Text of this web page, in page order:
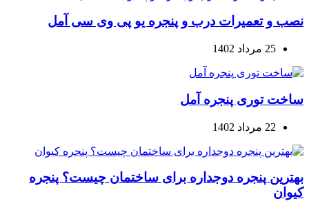
نصب و تعمیرات درب و پنجره یو پی وی سی آمل
25 مرداد 1402
ساخت توری پنجره آمل
22 مرداد 1402
بهترین پنجره دوجداره برای ساختمان چیست؟ پنجره
کیوان